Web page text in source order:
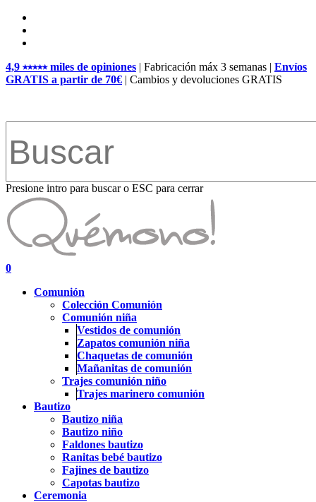
Skip
main
4,9 ⭑⭑⭑⭑⭑ miles de opiniones | Fabricación máx 3 semanas | Envíos
GRATIS a partir de 70€ | Cambios y devoluciones GRATIS
Presione intro para buscar o ESC para cerrar
Close
Search
search
account
0
Comunión
Colección Comunión
Comunión niña
Vestidos de comunión
Zapatos comunión niña
Chaquetas de comunión
Mañanitas de comunión
Trajes comunión niño
Trajes marinero comunión
Bautizo
Bautizo niña
Bautizo niño
Faldones bautizo
Ranitas bebé bautizo
Fajines de bautizo
Capotas bautizo
Ceremonia